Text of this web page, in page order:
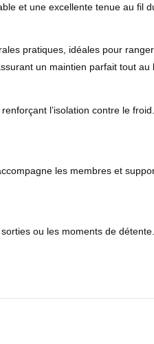
et une excellente tenue au fil
pratiques, idéales pour
un maintien parfait tout au
l’isolation contre le
les membres et
ou les moments de